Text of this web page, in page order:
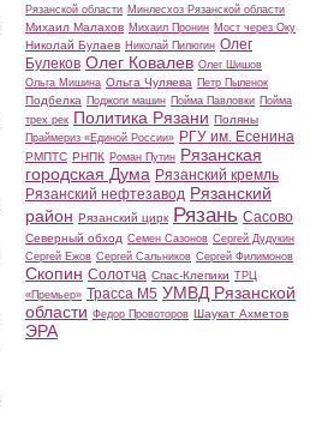
Рязанской области Минлесхоз Рязанской области
Михаил Малахов Михаил Пронин Мост через Оку
Николай Булаев Николай Пилюгин Олег
Булеков Олег Ковалев Олег Шишов
Ольга Мишина Ольга Чуляева Петр Пыленок
Подбелка Поджоги машин Пойма Павловки Пойма
трех рек Политика Рязани Поляны
Праймериз «Единой России» РГУ им. Есенина
РМПТС РНПК Роман Путин Рязанская
городская Дума Рязанский кремль
Рязанский нефтезавод Рязанский
район Рязанский цирк Рязань Сасово
Северный обход Семен Сазонов Сергей Дудукин
Сергей Ежов Сергей Сальников Сергей Филимонов
Скопин Солотча Спас-Клепики ТРЦ
«Премьер» Трасса М5 УМВД Рязанской
области Федор Провоторов Шаукат Ахметов
ЭРА